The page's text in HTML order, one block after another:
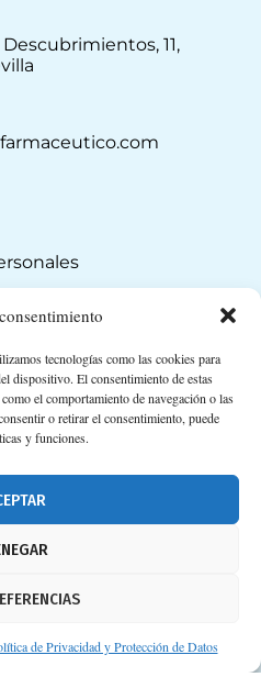
tecnologías como las cookies para
dispositivo. El consentimiento de estas
el comportamiento de navegación o las
o retirar el consentimiento, puede
y funciones.
de Privacidad y Protección de Datos
11,